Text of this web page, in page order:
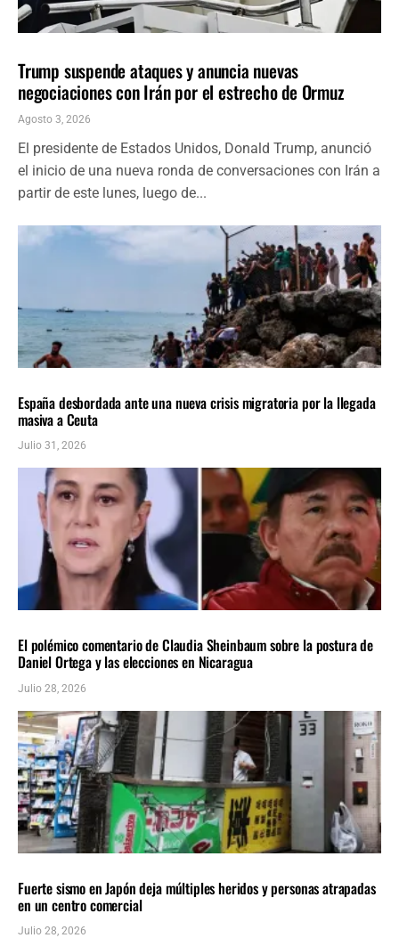
Trump suspende ataques y anuncia nuevas
negociaciones con Irán por el estrecho de Ormuz
Agosto 3, 2026
El presidente de Estados Unidos, Donald Trump, anunció
el inicio de una nueva ronda de conversaciones con Irán a
partir de este lunes, luego de...
España desbordada ante una nueva crisis migratoria por la llegada
masiva a Ceuta
Julio 31, 2026
El polémico comentario de Claudia Sheinbaum sobre la postura de
Daniel Ortega y las elecciones en Nicaragua
Julio 28, 2026
Fuerte sismo en Japón deja múltiples heridos y personas atrapadas
en un centro comercial
Julio 28, 2026